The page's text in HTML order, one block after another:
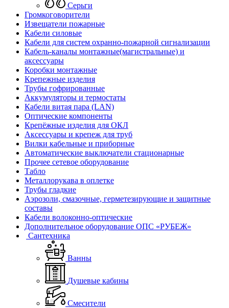
Серьги
Громкоговорители
Извещатели пожарные
Кабели силовые
Кабели для систем охранно-пожарной сигнализации
Кабель-каналы монтажные(магистральные) и
аксессуары
Коробки монтажные
Крепежные изделия
Трубы гофрированные
Аккумуляторы и термостаты
Кабели витая пара (LAN)
Оптические компоненты
Крепёжные изделия для ОКЛ
Аксессуары и крепеж для труб
Вилки кабельные и приборные
Автоматические выключатели стационарные
Прочее сетевое оборудование
Табло
Металлорукава в оплетке
Трубы гладкие
Аэрозоли, смазочные, герметезирующие и защитные
составы
Кабели волоконно-оптические
Дополнительное оборудование ОПС «РУБЕЖ»
Сантехника
Ванны
Душевые кабины
Смесители